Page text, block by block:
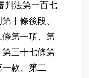
判法第一百七
十條後段、
第一項、第
三十七條第
款、第二